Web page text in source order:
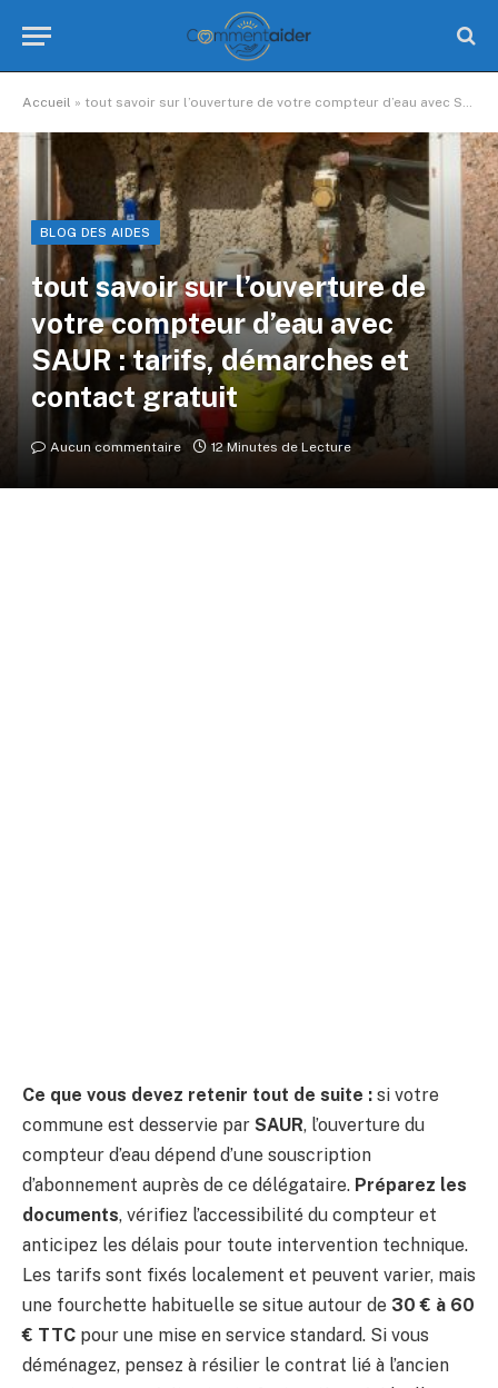
Accueil » tout savoir sur l’ouverture de votre compteur d’eau avec SAUR : tarifs, démarches et contact gratuit
BLOG DES AIDES
tout savoir sur l’ouverture de
votre compteur d’eau avec
SAUR : tarifs, démarches et
contact gratuit
Aucun commentaire 12 Minutes de Lecture
Ce que vous devez retenir tout de suite : si votre
commune est desservie par SAUR, l’ouverture du
compteur d’eau dépend d’une souscription
d’abonnement auprès de ce délégataire. Préparez les
documents, vérifiez l’accessibilité du compteur et
anticipez les délais pour toute intervention technique.
Les tarifs sont fixés localement et peuvent varier, mais
une fourchette habituelle se situe autour de 30 € à 60
€ TTC pour une mise en service standard. Si vous
déménagez, pensez à résilier le contrat lié à l’ancien